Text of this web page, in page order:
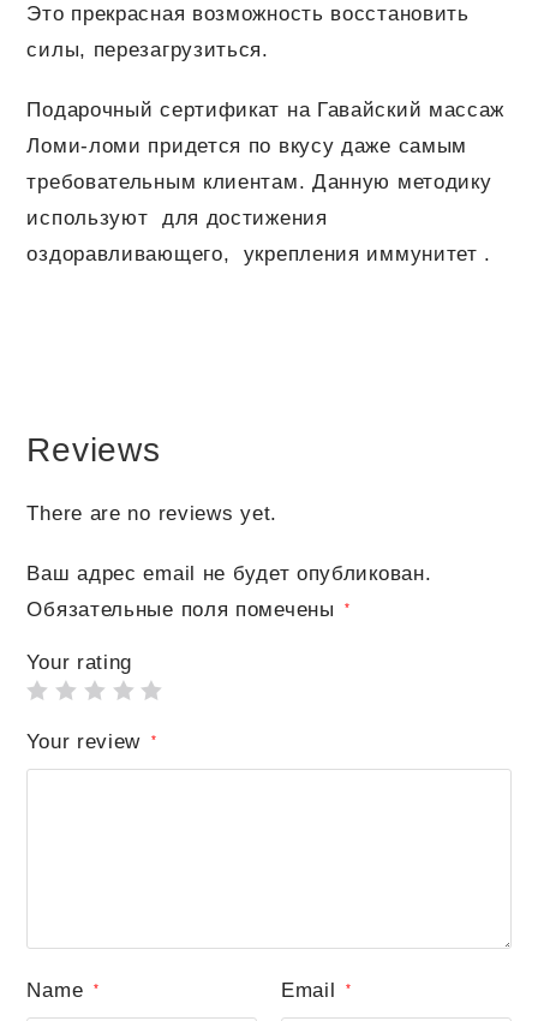
Это прекрасная возможность восстановить
силы, перезагрузиться.
Подарочный сертификат на Гавайский массаж
Ломи-ломи придется по вкусу даже самым
требовательным клиентам. Данную методику
используют для достижения
оздоравливающего, укрепления иммунитет .
Reviews
There are no reviews yet.
Ваш адрес email не будет опубликован.
Обязательные поля помечены
*
Your rating
Your review *
Name * Email *